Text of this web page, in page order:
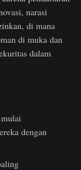
narasi
di mana
di muka dan
dalam
dengan